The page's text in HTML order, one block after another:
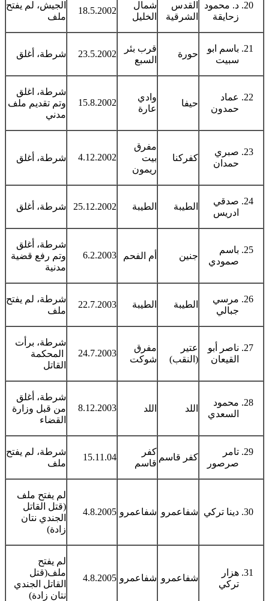
د. محمود
زحايقة
القدس
الشرقية
شمال
الخليل
18.5.2002
الجيش، لم يفتح
ملف
باسم ابو
سبيت
حورة
قرب بئر
السبع
23.5.2002 شرطة، أغلق
عماد
حمدون
حيفا
وادي
عارة
15.8.2002
شرطة، اغلق
وتم تقديم ملف
مدني
صبري
حمدان
كفركنا
مفرق
بيت
ريمون
4.12.2002 شرطة، أغلق
صدقي
ادريس
الطيبة الطيبة 25.12.2002 شرطة، أغلق
باسم
صمودي
جنين أم الفحم 6.2.2003
شرطة، أغلق
وتم رفع قضية
مدنية
مرسي
جبالي
الطيبة الطيبة 22.7.2003
شرطة، لم يفتح
ملف
ناصر أبو
القيعان
عتير
(النقب)
مفرق
شوكت
24.7.2003
شرطة، برأت
المحكمة
القاتل
محمود
السعدي
اللد اللد 8.12.2003
شرطة، أغلق
من قبل وزارة
القضاء
تامر
صرصور
كفر قاسم
كفر
قاسم
15.11.04
شرطة، لم يفتح
ملف
دينا تركي شفاعمرو شفاعمرو 4.8.2005
لم يفتح ملف
(قتل القاتل
الجندي نتان
زادة)
هزار
تركي
شفاعمرو شفاعمرو 4.8.2005
لم يفتح
ملف(قتل
القاتل الجندي
نتان زادة)